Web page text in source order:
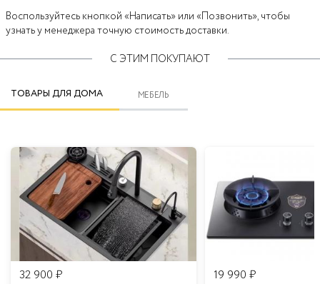
Воспользуйтесь кнопкой «Написать» или «Позвонить», чтобы
узнать у менеджера точную стоимость доставки.
С ЭТИМ ПОКУПАЮТ
ТОВАРЫ ДЛЯ ДОМА МЕБЕЛЬ
32 900 ₽
19 990 ₽